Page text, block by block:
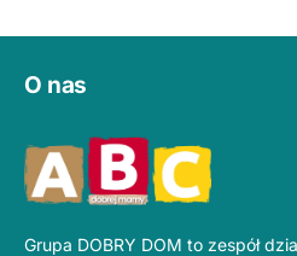
O nas
Grupa DOBRY DOM to zespół